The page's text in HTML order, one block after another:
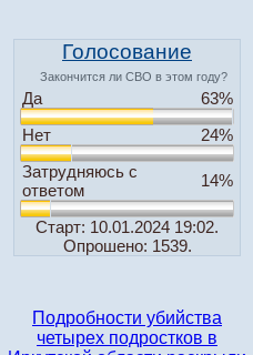
Голосование
Закончится ли СВО в этом году?
Да
63%
Нет
24%
Затрудняюсь с
ответом
14%
Старт: 10.01.2024 19:02.
Опрошено: 1539.
Подробности убийства
четырех подростков в